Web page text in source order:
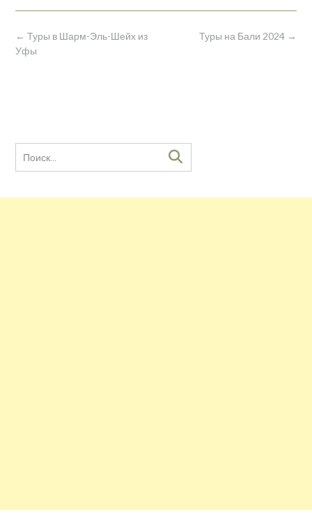
Навигация
по
Туры на Бали 2024 →
← Туры в Шарм-Эль-Шейх из
Уфы